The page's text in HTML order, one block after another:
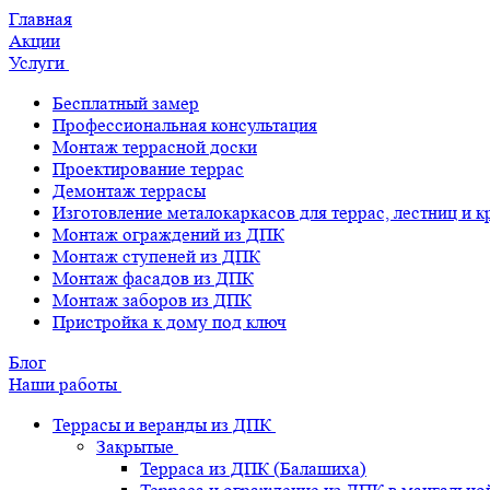
Главная
Акции
Услуги
Бесплатный замер
Профессиональная консультация
Монтаж террасной доски
Проектирование террас
Демонтаж террасы
Изготовление металокаркасов для террас, лестниц и
Монтаж ограждений из ДПК
Монтаж ступеней из ДПК
Монтаж фасадов из ДПК
Монтаж заборов из ДПК
Пристройка к дому под ключ
Блог
Наши работы
Террасы и веранды из ДПК
Закрытые
Терраса из ДПК (Балашиха)